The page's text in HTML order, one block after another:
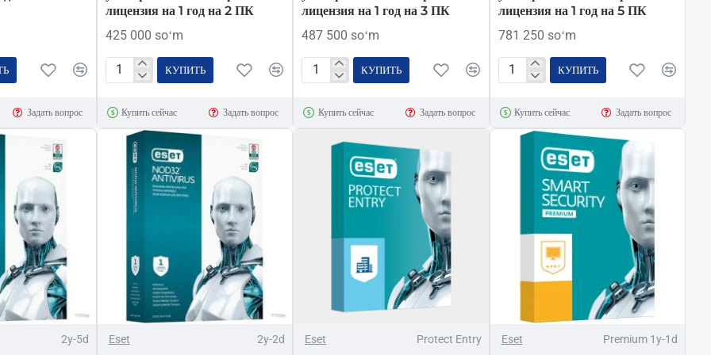
Задать вопрос
лицензия на 1 год на 2 ПК
425 000 soʻm
ESET
Антивирус
универсальная
электронная
лицензия
КУПИТЬ
Купить сейчас Задать вопрос
лицензия на 1 год на 3 ПК
487 500 soʻm
ESET
Антивирус
универсальная
электронная
лицензия
КУПИТЬ
Купить сейчас Задать вопрос
лицензия на 1 год на 5 ПК
781 250 soʻm
ESET
Антивирус
универсальная
электронная
лицензия
КУПИТЬ
Купить сейчас Задать вопрос
2y-5d Eset 2y-2d Eset Protect Entry Eset Premium 1y-1d